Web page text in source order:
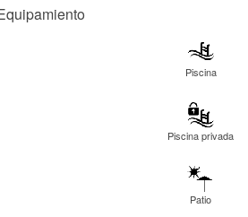
Piscina
Piscina privada
Patio